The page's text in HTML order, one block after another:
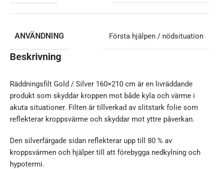
ANVÄNDNING Första hjälpen / nödsituation
Beskrivning
Räddningsfilt Gold / Silver 160×210 cm är en livräddande
produkt som skyddar kroppen mot både kyla och värme i
akuta situationer. Filten är tillverkad av slitstark folie som
reflekterar kroppsvärme och skyddar mot yttre påverkan.
Den silverfärgade sidan reflekterar upp till 80 % av
kroppsvärmen och hjälper till att förebygga nedkylning och
hypotermi.